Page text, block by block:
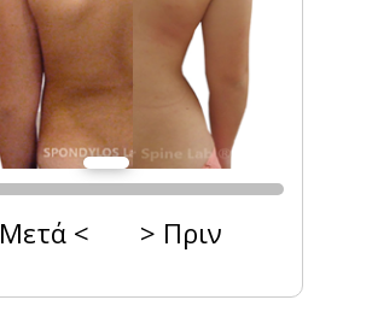
Μετά < > Πριν